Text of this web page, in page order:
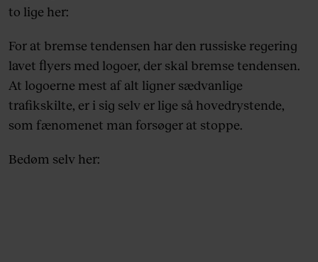
to lige her:
For at bremse tendensen har den russiske regering
lavet flyers med logoer, der skal bremse tendensen.
At logoerne mest af alt ligner sædvanlige
trafikskilte, er i sig selv er lige så hovedrystende,
som fænomenet man forsøger at stoppe.
Bedøm selv her: